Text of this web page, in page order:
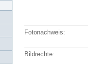
Fotonachweis:
Bildrechte: